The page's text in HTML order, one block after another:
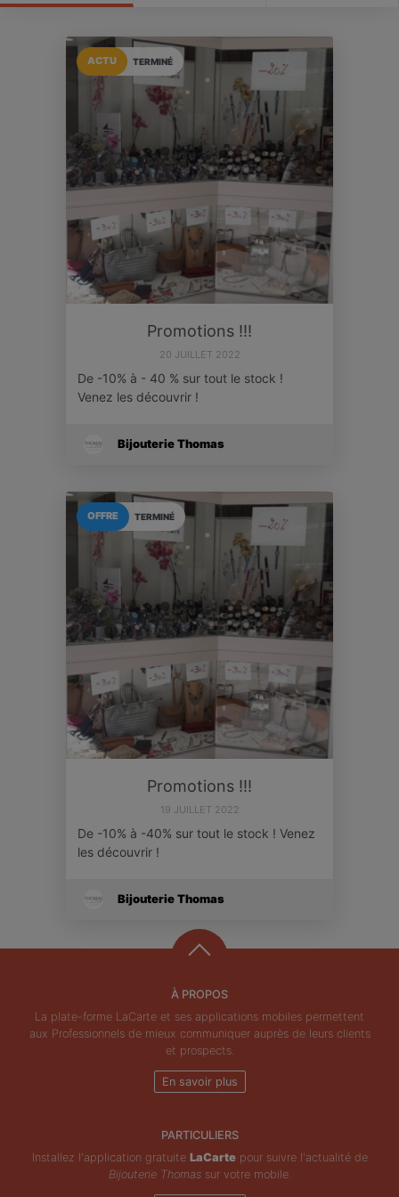
TERMINÉ
ACTU
Promotions !!!
20 JUILLET 2022
De -10% à - 40 % sur tout le stock !
Venez les découvrir !
Bijouterie Thomas
TERMINÉ
OFFRE
Promotions !!!
19 JUILLET 2022
De -10% à -40% sur tout le stock ! Venez
les découvrir !
Bijouterie Thomas
À PROPOS
La plate-forme LaCarte et ses applications mobiles permettent
aux Professionnels de mieux communiquer auprès de leurs clients
et prospects.
En savoir plus
PARTICULIERS
Installez l'application gratuite LaCartepour suivre l'actualité de
Bijouterie Thomassur votre mobile.